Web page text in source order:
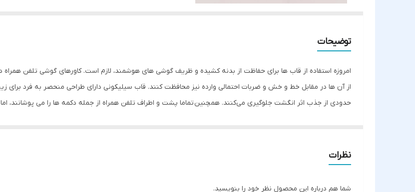
توضیحات
امروزه استفاده از قاب ها برای حفاظت از بدنه کشیده و ظریف گوشی های هوشمند، لازم است. کاورهای گوشی تلفن همراه
از آن ها در مقابل خط و خش و ضربات احتمالی وارده نیز محافظت کنند. قاب سیلیکونی دارای طراحی منحصر به فرد برای
حدودی از جذب اثر انگشت جلوگیری می‌کنند. همچنینتماما پشت و اطراف تلفن همراه از جمله دکمه ها را می پوشانند،
دسترسی به درگاه ها در این قاب کاملا راحت بوده و هیچگونه پوشش خاصی جلوی آن‌ها نیست؛ چرا که قسمت درگاه ها
بسیار خوب آن است. این قاب سیلیکونی دارای لایه داخلی بسیار نرم و مخملی است که باعث می شود از تلفن همراه شما
نظرات
شما هم درباره این محصول نظر خود را بنویسید.